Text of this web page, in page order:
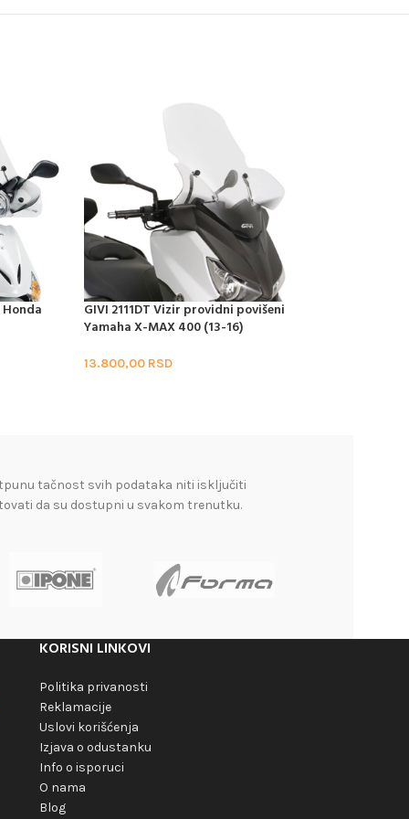
GIVI 2111DT Vizir providni povišeni
Yamaha X-MAX 400 (13-16)
13.800,00 RSD
tačnost svih podataka niti isključiti
da su dostupni u svakom trenutku.
KORISNI LINKOVI
Politika privanosti
Reklamacije
Uslovi korišćenja
Izjava o odustanku
Info o isporuci
O nama
Blog